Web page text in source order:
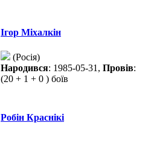
Ігор Міхалкін
(Росія)
Народився: 1985-05-31, Провів:
(20 + 1 + 0 ) боїв
Робін Краснікі